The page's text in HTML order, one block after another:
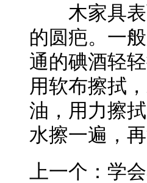
木家具表
的圆疤。一
通的碘酒轻
用软布擦拭
油，用力擦
水擦一遍，
上一个： 学